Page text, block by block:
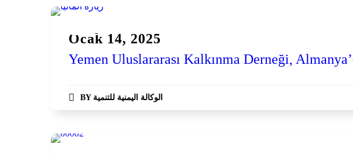
Ocak 14, 2025
Yemen Uluslararası Kalkınma Derneği,
BY الوكالة اليمنية للتنمية